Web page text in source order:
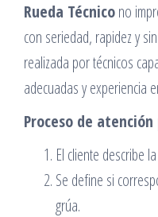
Rueda Técnicono
con seriedad, rapidez y
realizada por técnicos
adecuadas y experiencia
Proceso de
El cliente describe
Se define si
grúa.